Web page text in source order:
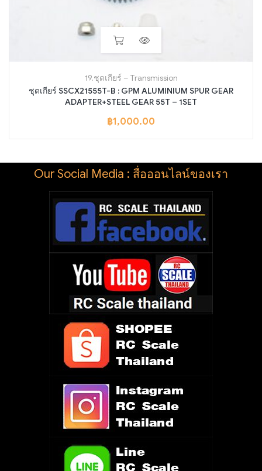
19.ชุดเกียร์ – Transmission
ชุดเกียร์ SSCX21555T-B : GPM ALUMINIUM SPUR GEAR
ADAPTER+STEEL GEAR 55T – 1SET
฿1,000.00
Our Social Media : สื่อออนไลน์ของเรา